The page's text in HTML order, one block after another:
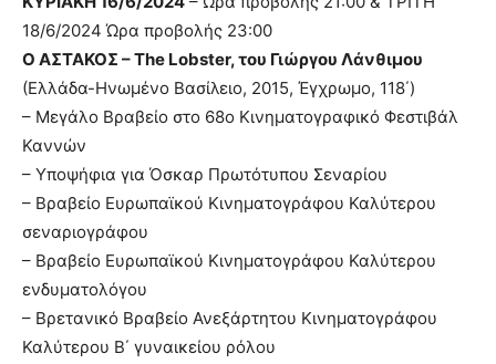
18/6/2024 Ώρα προβολής 23:00
Ο ΑΣΤΑΚΟΣ – The Lobster, του Γιώργου Λάνθιμου
(Ελλάδα-Ηνωμένο Βασίλειο, 2015, Έγχρωμο, 118΄)
– Μεγάλο Βραβείο στο 68ο Κινηματογραφικό Φεστιβάλ
Καννών
– Υποψήφια για Όσκαρ Πρωτότυπου Σεναρίου
– Βραβείο Ευρωπαϊκού Κινηματογράφου Καλύτερου
σεναριογράφου
– Βραβείο Ευρωπαϊκού Κινηματογράφου Καλύτερου
ενδυματολόγου
– Βρετανικό Βραβείο Ανεξάρτητου Κινηματογράφου
Καλύτερου Β΄ γυναικείου ρόλου